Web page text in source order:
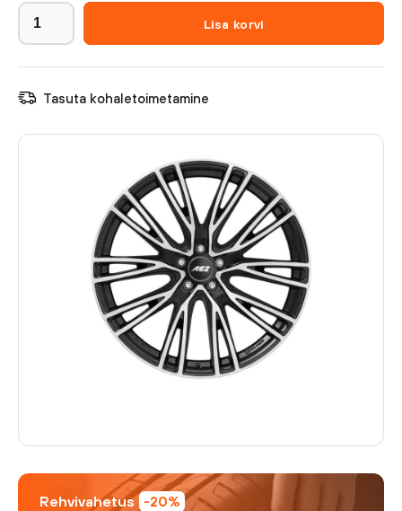
Rehvivahetus -20%
Lisa korvi
Tasuta kohaletoimetamine